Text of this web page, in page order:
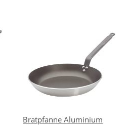
Bratpfanne Aluminium